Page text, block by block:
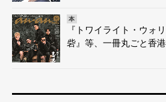
本
『トワイライト・ウォ
砦』等、一冊丸ごと香